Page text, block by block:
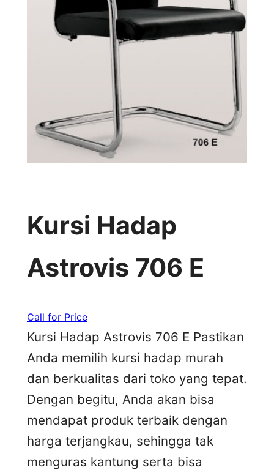
Kursi Hadap
Astrovis 706 E
Call for Price
Kursi Hadap Astrovis 706 E Pastikan
Anda memilih kursi hadap murah
dan berkualitas dari toko yang tepat.
Dengan begitu, Anda akan bisa
mendapat produk terbaik dengan
harga terjangkau, sehingga tak
menguras kantung serta bisa